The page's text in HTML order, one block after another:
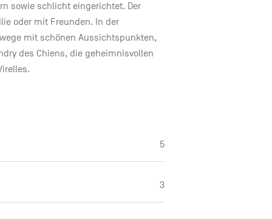
sowie schlicht eingerichtet. Der
oder mit Freunden. In der
mit schönen Aussichtspunkten,
des Chiens, die geheimnisvollen
5
3